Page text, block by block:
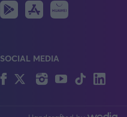
Android
IOS
SOCIAL MEDIA
FacebookTwitterInstagram
YouTubeTikTok